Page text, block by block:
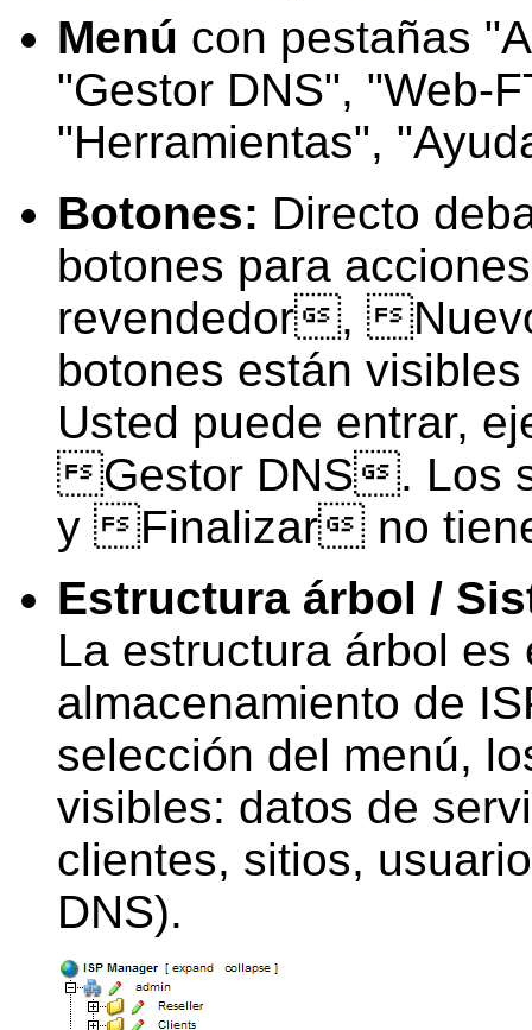
Menú con pestañas
"Gestor DNS", "Web-
"Herramientas",
Botones: Directo
botones para
revendedor,
botones están
Usted puede entrar,
Gestor DNS. Los
y Finalizar no
Estructura árbol /
La estructura árbol es
almacenamiento de
selección del menú,
visibles: datos de
clientes, sitios,
DNS).